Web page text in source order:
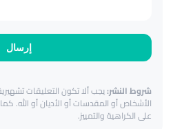
إرسال
شروط النشر:يجب ألا تكون التعليقات
الأشخاص أو المقدسات أو الأديان أو الله.
على الكراهية والتمييز.